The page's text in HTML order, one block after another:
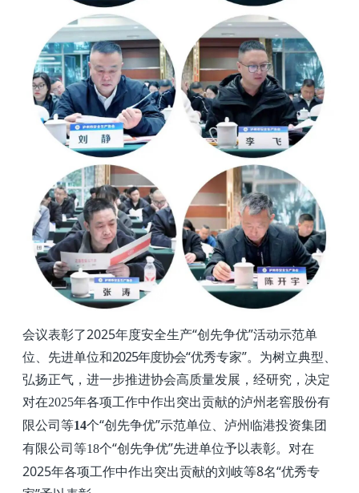
会议表彰了2025年度安全生产“创先争优”活动示范单
位、 先进单位和2025年度协会“优秀专家”。 为树立典型、
弘扬正气，进一步推进协会高质量发展，经研究，决定
对在2025年各项工作中作出突出贡献的泸州老窖股份有
限公司等14个“创先争优”示范单位、泸州临港投资集团
有限公司等18个“创先争优”先进单位予以表彰。对在
2025年各项工作中作出突出贡献的刘岐等8名“优秀专